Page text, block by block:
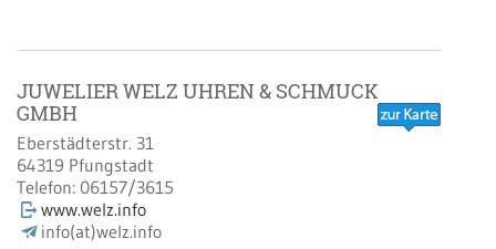
JUWELIER WELZ UHREN & SCHMUCK
GMBH
Eberstädterstr. 31
64319 Pfungstadt
Telefon: 06157/3615
www.welz.info
info(at)welz.info